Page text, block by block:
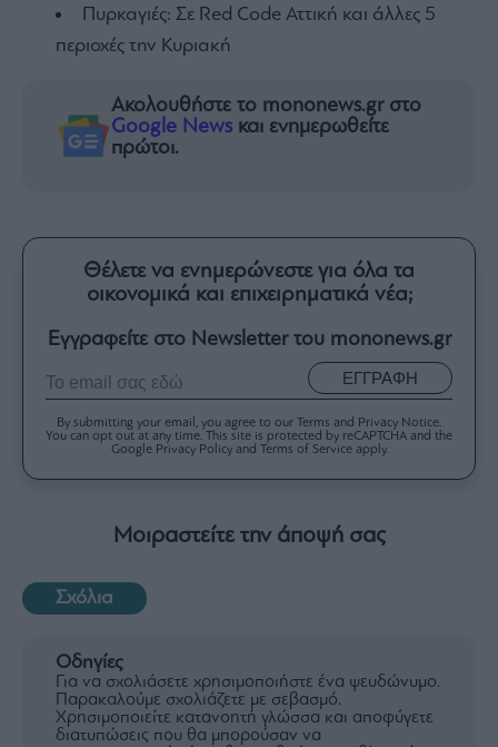
Πυρκαγιές: Σε Red Code Αττική και άλλες 5
περιοχές την Κυριακή
Ακολουθήστε το mononews.gr στο
Google News και ενημερωθείτε
πρώτοι.
Θέλετε να ενημερώνεστε για όλα τα
οικονομικά και επιχειρηματικά νέα;
Εγγραφείτε στο Newsletter του mononews.gr
ΕΓΓΡΑΦΗ
By submitting your email, you agree to our Terms and Privacy Notice.
You can opt out at any time. This site is protected by reCAPTCHA and the
Google Privacy Policy and Terms of Service apply.
Μοιραστείτε την άποψή σας
Σχόλια
Οδηγίες
Για να σχολιάσετε χρησιμοποιήστε ένα ψευδώνυμο.
Παρακαλούμε σχολιάζετε με σεβασμό.
Χρησιμοποιείτε κατανοητή γλώσσα και αποφύγετε
διατυπώσεις που θα μπορούσαν να